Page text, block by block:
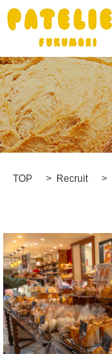
TOP Recruit